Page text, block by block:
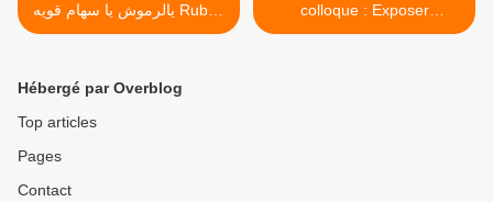
يالرموش يا سهام قويه Ruby -
Yal Romoush
colloque : Exposer
l’esclavage >
Hébergé par Overblog
Top articles
Pages
Contact